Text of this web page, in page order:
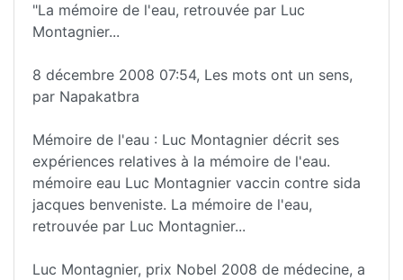
"La mémoire de l'eau, retrouvée par Luc
Montagnier...
8 décembre 2008 07:54, Les mots ont un sens,
par Napakatbra
Mémoire de l'eau : Luc Montagnier décrit ses
expériences relatives à la mémoire de l'eau.
mémoire eau Luc Montagnier vaccin contre sida
jacques benveniste. La mémoire de l'eau,
retrouvée par Luc Montagnier...
Luc Montagnier, prix Nobel 2008 de médecine, a